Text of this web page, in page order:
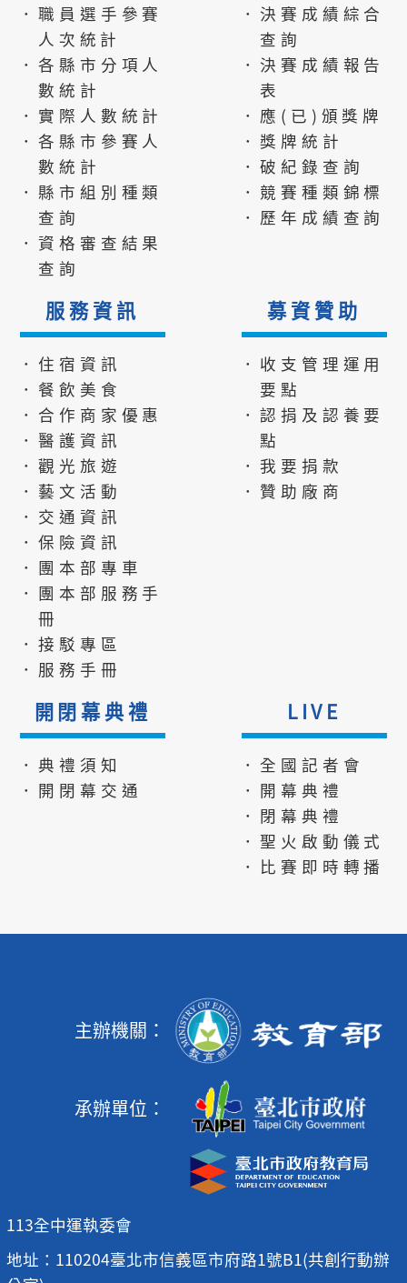
．職員選手參賽
人次統計
．各縣市分項人
數統計
．實際人數統計
．各縣市參賽人
數統計
．縣市組別種類
查詢
．資格審查結果
查詢
．決賽成績綜合
查詢
．決賽成績報告
表
．應(已)頒獎牌
．獎牌統計
．破紀錄查詢
．競賽種類錦標
．歷年成績查詢
服務資訊
．住宿資訊
．餐飲美食
．合作商家優惠
．醫護資訊
．觀光旅遊
．藝文活動
．交通資訊
．保險資訊
．團本部專車
．團本部服務手
冊
．接駁專區
．服務手冊
募資贊助
．收支管理運用
要點
．認捐及認養要
點
．我要捐款
．贊助廠商
開閉幕典禮
．典禮須知
．開閉幕交通
LIVE
．全國記者會
．開幕典禮
．閉幕典禮
．聖火啟動儀式
．比賽即時轉播
主辦機關：
承辦單位：
113全中運執委會
地址：110204臺北市信義區市府路1號B1(共創行動辦